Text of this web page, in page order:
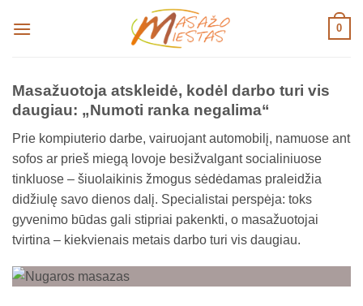
0
Masažuotoja atskleidė, kodėl darbo turi vis
daugiau: „Numoti ranka negalima“
Prie kompiuterio darbe, vairuojant automobilį, namuose ant
sofos ar prieš miegą lovoje besižvalgant socialiniuose
tinkluose – šiuolaikinis žmogus sėdėdamas praleidžia
didžiulę savo dienos dalį. Specialistai perspėja: toks
gyvenimo būdas gali stipriai pakenkti, o masažuotojai
tvirtina – kiekvienais metais darbo turi vis daugiau.